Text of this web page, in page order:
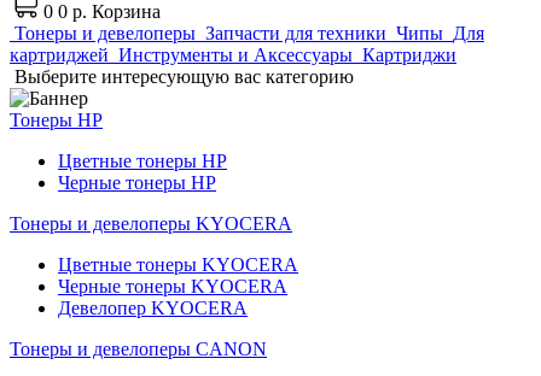
0 0 р. Корзина
Тонеры и девелоперы Запчасти для техники Чипы Для
картриджей Инструменты и Аксессуары Картриджи
Выберите интересующую вас категорию
Тонеры HP
Цветные тонеры HP
Черные тонеры HP
Тонеры и девелоперы KYOCERA
Цветные тонеры KYOCERA
Черные тонеры KYOCERA
Девелопер KYOCERA
Тонеры и девелоперы CANON